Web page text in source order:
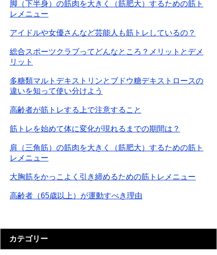
脚（下半身）の筋肉を大きく（筋肥大）するための筋ト
レメニュー
アイドルや女優さんなど芸能人も筋トレしているの？
総合スポーツクラブってどんなところ？メリットとデメ
リット
多糖類マルトデキストリンとブドウ糖デキストロースの
違いを知って使い分けよう
高齢者が筋トレする上で注意すること
筋トレを始めて体に変化が現れるまでの期間は？
肩（三角筋）の筋肉を大きく（筋肥大）するための筋ト
レメニュー
大胸筋をかっこよく引き締めるための筋トレメニュー
高齢者（65歳以上）が運動すべき理由
カテゴリー